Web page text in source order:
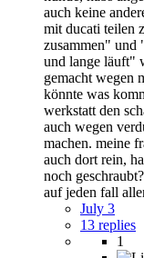
auch keine
mit ducati teilen
zusammen" und
und lange läuft"
gemacht wegen
könnte was
werkstatt den
auch wegen
machen. meine
auch dort rein,
noch
auf jeden fall
July 3
13 replies
1